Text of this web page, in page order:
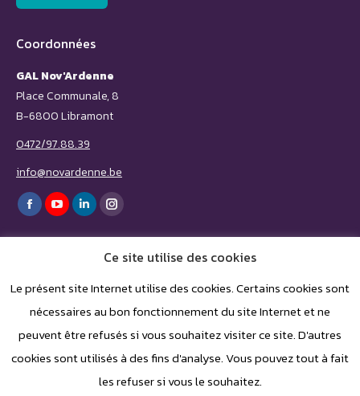
Coordonnées
GAL Nov'Ardenne
Place Communale, 8
B-6800 Libramont
0472/97.88.39
info@novardenne.be
Trouvez nous sur :
Facebook
page
in
new
window
YouTube
page
in
new
window
LinkedIn
page
opens
in
new
window
Instagram
page
opens
in
new
window
Ce site utilise des cookies
Le présent site Internet utilise des cookies. Certains cookies sont
nécessaires au bon fonctionnement du site Internet et ne
peuvent être refusés si vous souhaitez visiter ce site. D'autres
cookies sont utilisés à des fins d'analyse. Vous pouvez tout à fait
les refuser si vous le souhaitez.